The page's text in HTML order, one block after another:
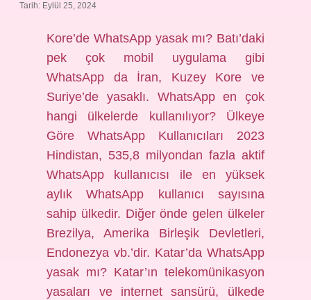
Tarih: Eylül 25, 2024
Kore’de WhatsApp yasak mı? Batı’daki
pek çok mobil uygulama gibi
WhatsApp da İran, Kuzey Kore ve
Suriye’de yasaklı. WhatsApp en çok
hangi ülkelerde kullanılıyor? Ülkeye
Göre WhatsApp Kullanıcıları 2023
Hindistan, 535,8 milyondan fazla aktif
WhatsApp kullanıcısı ile en yüksek
aylık WhatsApp kullanıcı sayısına
sahip ülkedir. Diğer önde gelen ülkeler
Brezilya, Amerika Birleşik Devletleri,
Endonezya vb.’dir. Katar’da WhatsApp
yasak mı? Katar’ın telekomünikasyon
yasaları ve internet sansürü, ülkede